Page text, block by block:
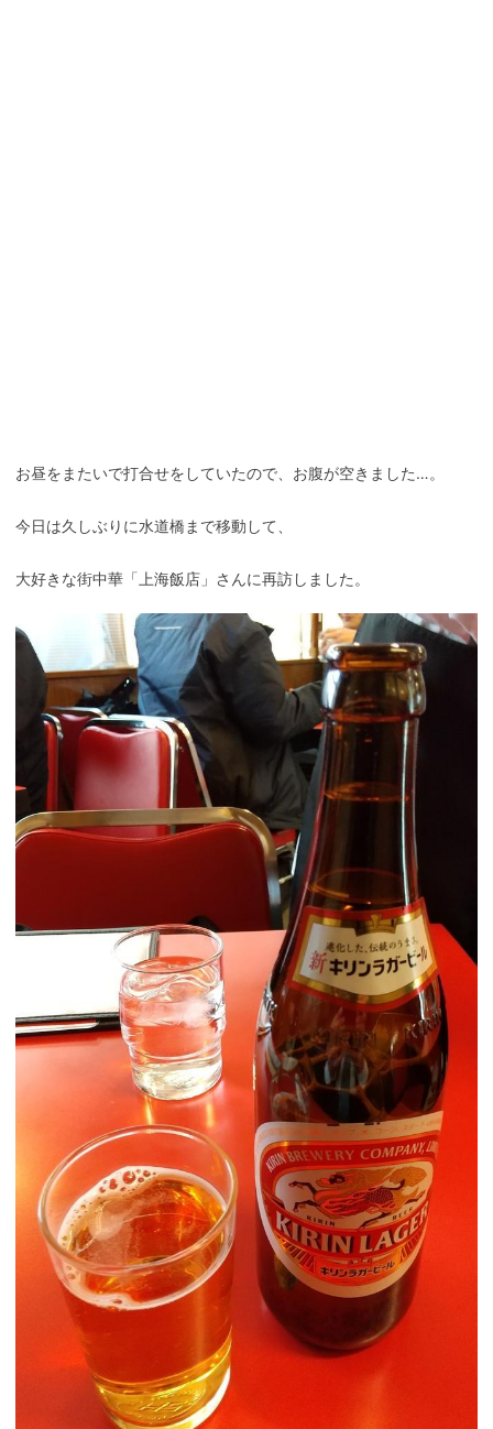
お昼をまたいで打合せをしていたので、お腹が空きました…。
今日は久しぶりに水道橋まで移動して、
大好きな街中華「上海飯店」さんに再訪しました。